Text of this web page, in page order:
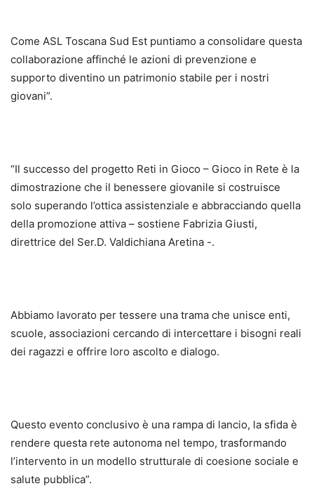
Come ASL Toscana Sud Est puntiamo a consolidare questa
collaborazione affinché le azioni di prevenzione e
supporto diventino un patrimonio stabile per i nostri
giovani”.
“Il successo del progetto Reti in Gioco – Gioco in Rete è la
dimostrazione che il benessere giovanile si costruisce
solo superando l’ottica assistenziale e abbracciando quella
della promozione attiva – sostiene Fabrizia Giusti,
direttrice del Ser.D. Valdichiana Aretina -.
Abbiamo lavorato per tessere una trama che unisce enti,
scuole, associazioni cercando di intercettare i bisogni reali
dei ragazzi e offrire loro ascolto e dialogo.
Questo evento conclusivo è una rampa di lancio, la sfida è
rendere questa rete autonoma nel tempo, trasformando
l’intervento in un modello strutturale di coesione sociale e
salute pubblica”.